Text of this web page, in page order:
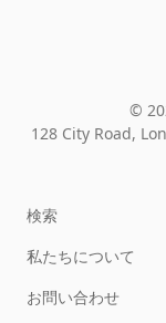
©
128 City Road,
検索
私たちについて
お問い合わせ